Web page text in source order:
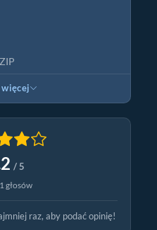
więcej
/ 5
głosów
raz, aby podać opinię!